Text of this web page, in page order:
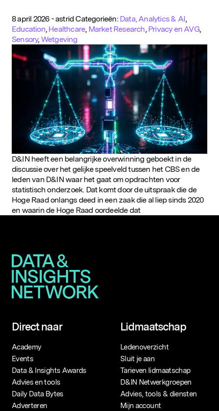
8 april 2026 -astrid Categorieën: Data, Analytics & AI,
Education, Healthcare, Market Research, Privacy en AVG,
Sensory, Wetgeving
D&IN heeft een belangrijke overwinning geboekt in de
discussie over het gelijke speelveld tussen het CBS en de
leden van D&IN waar het gaat om opdrachten voor
statistisch onderzoek. Dat komt door de uitspraak die de
Hoge Raad onlangs deed in een zaak die al liep sinds 2020
en waarin de Hoge Raad oordeelde dat
Direct naar
Academy
Events
Data & Insights Awards
Advies en tools
Daily Data Bytes
Adverteren
Lidmaatschap
Ledenoverzicht
Sluit je aan
Tarieven lidmaatschap
D&IN Netwerkgroepen
Advies, tools & diensten
Mijn account